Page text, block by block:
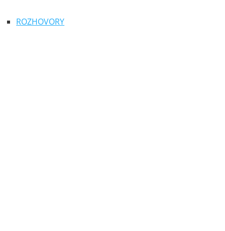
ROZHOVORY